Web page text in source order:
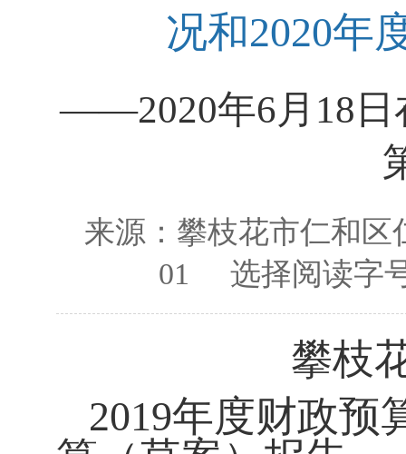
况和2020年
——2020年6月18日
来源： 攀枝花市仁和区
01
选择阅读字
攀枝
2019年度财政预